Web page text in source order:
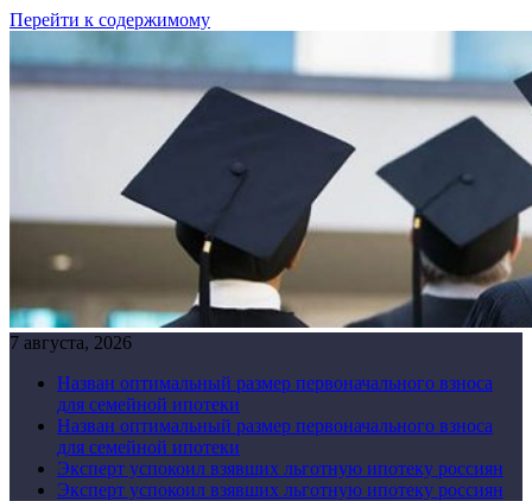
Перейти к содержимому
7 августа, 2026
Назван оптимальный размер первоначального взноса
для семейной ипотеки
Назван оптимальный размер первоначального взноса
для семейной ипотеки
Эксперт успокоил взявших льготную ипотеку россиян
Эксперт успокоил взявших льготную ипотеку россиян